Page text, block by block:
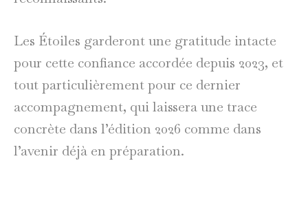
Les Étoiles garderont une gratitude intacte
pour cette confiance accordée depuis 2023, et
tout particulièrement pour ce dernier
accompagnement, qui laissera une trace
concrète dans l’édition 2026 comme dans
l’avenir déjà en préparation.